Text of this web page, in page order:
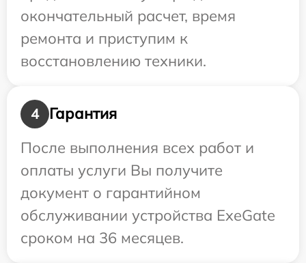
окончательный расчет, время
ремонта и приступим к
восстановлению техники.
4
Гарантия
После выполнения всех работ и
оплаты услуги Вы получите
документ о гарантийном
обслуживании устройства ExeGate
сроком на 36 месяцев.